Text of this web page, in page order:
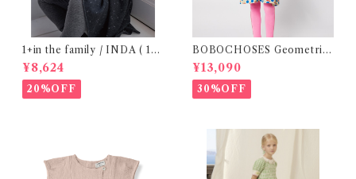
1+in the family / INDA ( 12-
48m )
¥8,624
20%OFF
BOBOCHOSES Geometric
Scacs all over dress / 4-8Y
¥13,090
30%OFF